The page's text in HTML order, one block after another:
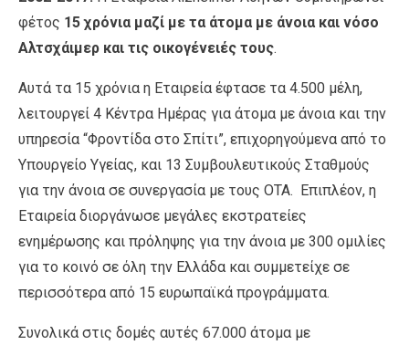
φέτος 15 χρόνια μαζί με τα άτομα με άνοια και νόσο
Αλτσχάιμερ και τις οικογένειές τους.
Αυτά τα 15 χρόνια η Εταιρεία έφτασε τα 4.500 μέλη,
λειτουργεί 4 Κέντρα Ημέρας για άτομα με άνοια και την
υπηρεσία “Φροντίδα στο Σπίτι”, επιχορηγούμενα από το
Υπουργείο Υγείας, και 13 Συμβουλευτικούς Σταθμούς
για την άνοια σε συνεργασία με τους OTA. Επιπλέον, η
Εταιρεία διοργάνωσε μεγάλες εκστρατείες
ενημέρωσης και πρόληψης για την άνοια με 300 ομιλίες
για το κοινό σε όλη την Ελλάδα και συμμετείχε σε
περισσότερα από 15 ευρωπαϊκά προγράμματα.
Συνολικά στις δομές αυτές 67.000 άτομα με